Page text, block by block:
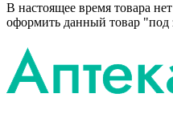
В настоящее время товара
оформить данный товар "под